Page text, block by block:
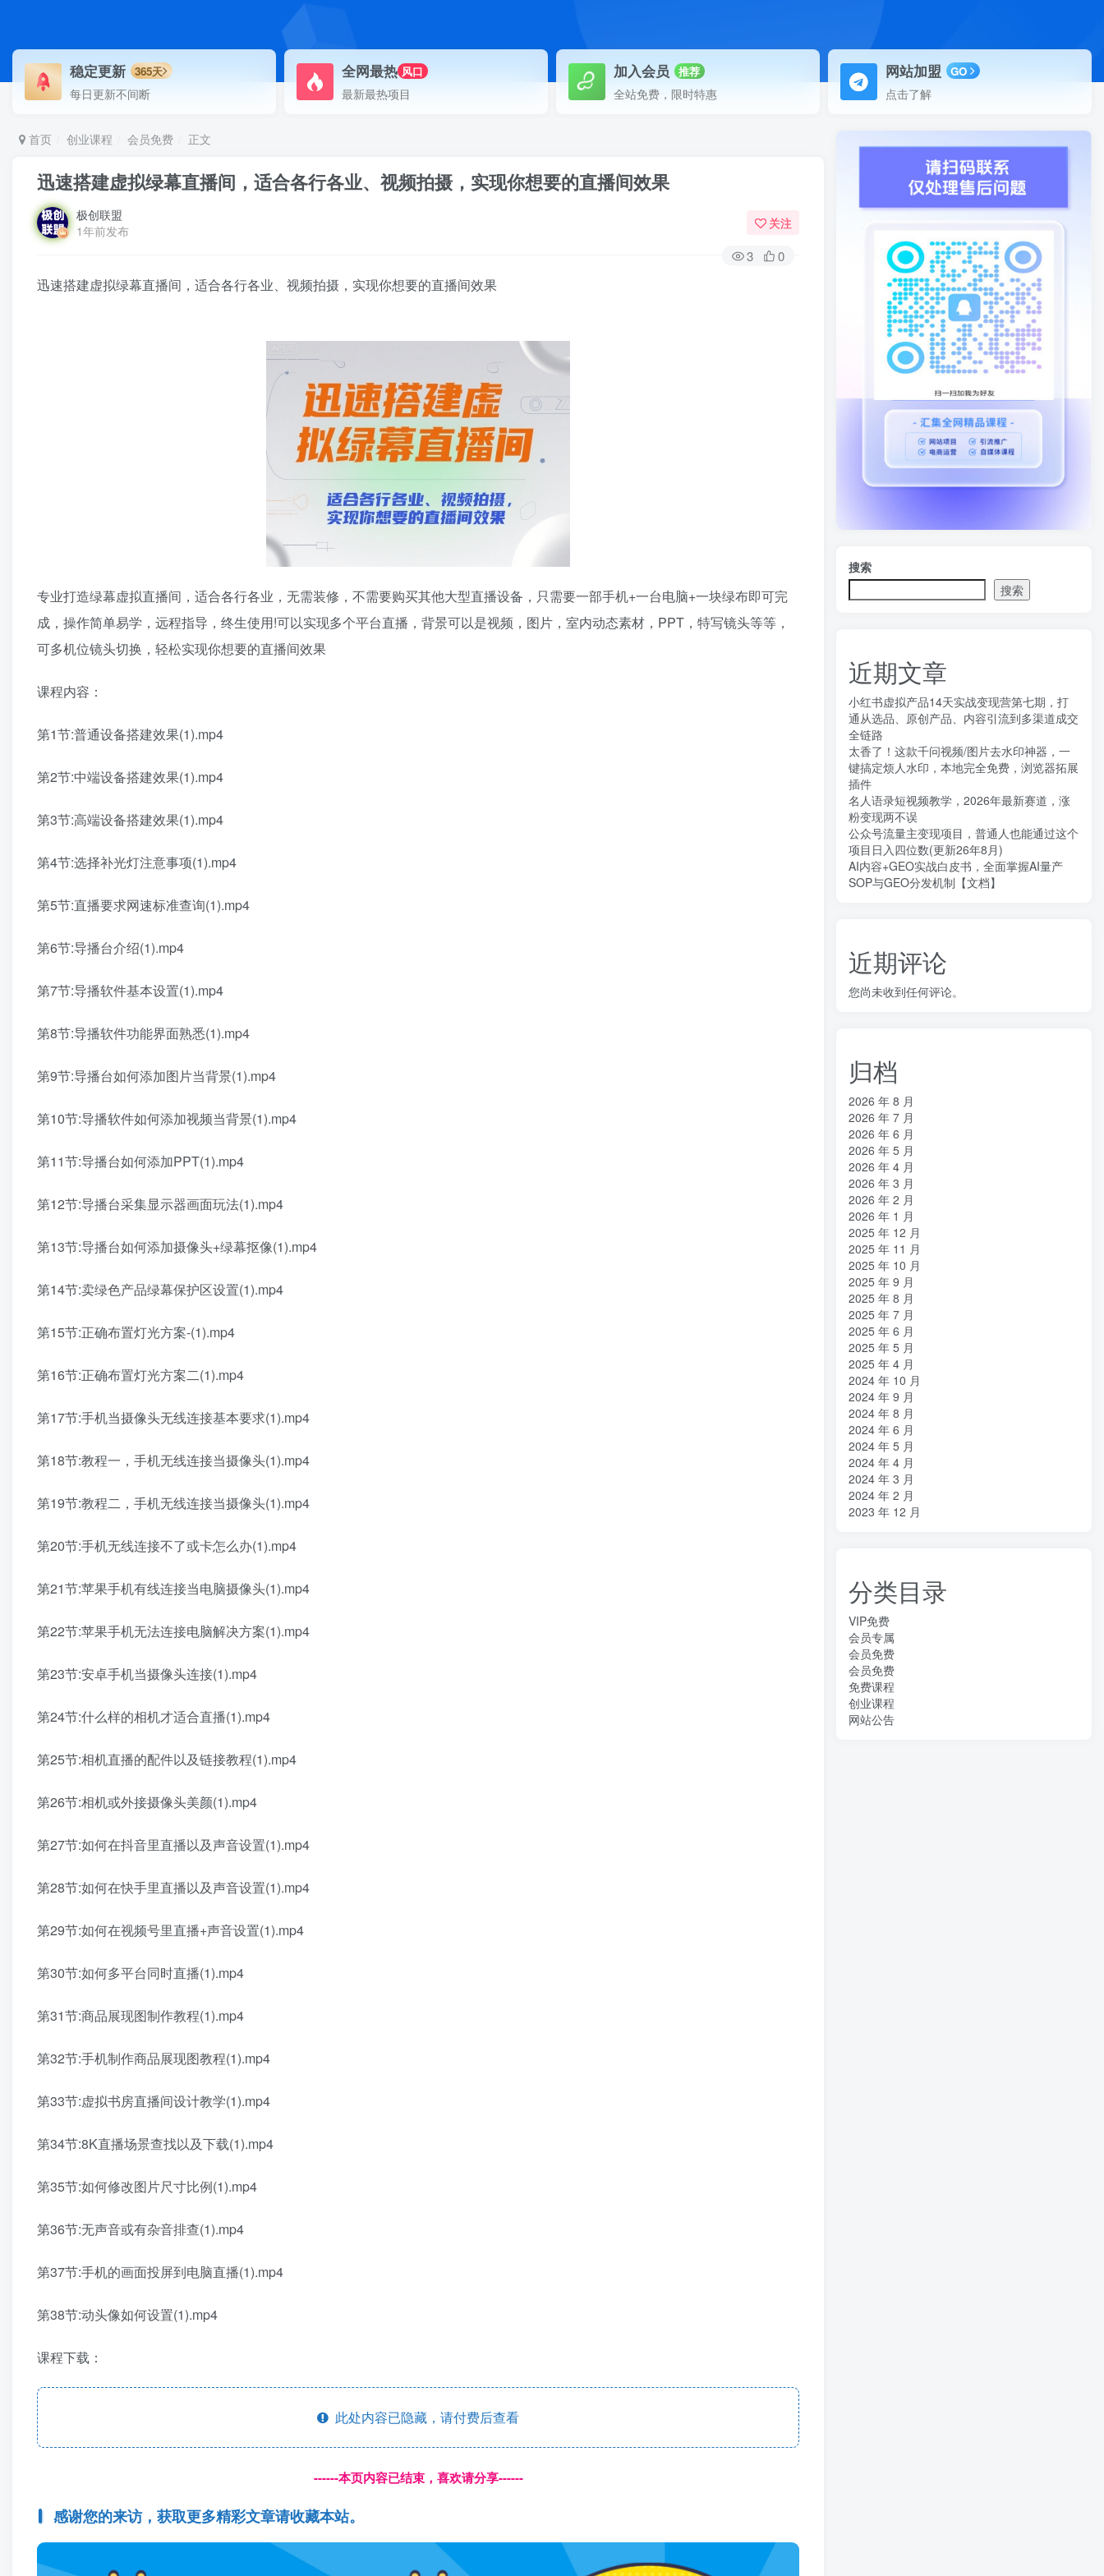
稳定更新 365天
每日更新不间断
全网最热 风口
最新最热项目
加入会员 推荐
全站免费，限时特惠
网站加盟 GO
点击了解
首页 创业课程 会员免费 正文
迅速搭建虚拟绿幕直播间，适合各行各业、视频拍摄，实现你想要的直播间效果
极创联盟
1年前发布
关注
3 0
迅速搭建虚拟绿幕直播间，适合各行各业、视频拍摄，实现你想要的直播间效果
专业打造绿幕虚拟直播间，适合各行各业，无需装修，不需要购买其他大型直播设备，只需要一部手机+一台电脑+一块绿布即可完
成，操作简单易学，远程指导，终生使用!可以实现多个平台直播，背景可以是视频，图片，室内动态素材，PPT，特写镜头等等，
可多机位镜头切换，轻松实现你想要的直播间效果
课程内容：
第1节:普通设备搭建效果(1).mp4
第2节:中端设备搭建效果(1).mp4
第3节:高端设备搭建效果(1).mp4
第4节:选择补光灯注意事项(1).mp4
第5节:直播要求网速标准查询(1).mp4
第6节:导播台介绍(1).mp4
第7节:导播软件基本设置(1).mp4
第8节:导播软件功能界面熟悉(1).mp4
第9节:导播台如何添加图片当背景(1).mp4
第10节:导播软件如何添加视频当背景(1).mp4
第11节:导播台如何添加PPT(1).mp4
第12节:导播台采集显示器画面玩法(1).mp4
第13节:导播台如何添加摄像头+绿幕抠像(1).mp4
第14节:卖绿色产品绿幕保护区设置(1).mp4
第15节:正确布置灯光方案-(1).mp4
第16节:正确布置灯光方案二(1).mp4
第17节:手机当摄像头无线连接基本要求(1).mp4
第18节:教程一，手机无线连接当摄像头(1).mp4
第19节:教程二，手机无线连接当摄像头(1).mp4
第20节:手机无线连接不了或卡怎么办(1).mp4
第21节:苹果手机有线连接当电脑摄像头(1).mp4
第22节:苹果手机无法连接电脑解决方案(1).mp4
第23节:安卓手机当摄像头连接(1).mp4
第24节:什么样的相机才适合直播(1).mp4
第25节:相机直播的配件以及链接教程(1).mp4
第26节:相机或外接摄像头美颜(1).mp4
第27节:如何在抖音里直播以及声音设置(1).mp4
第28节:如何在快手里直播以及声音设置(1).mp4
第29节:如何在视频号里直播+声音设置(1).mp4
第30节:如何多平台同时直播(1).mp4
第31节:商品展现图制作教程(1).mp4
第32节:手机制作商品展现图教程(1).mp4
第33节:虚拟书房直播间设计教学(1).mp4
第34节:8K直播场景查找以及下载(1).mp4
第35节:如何修改图片尺寸比例(1).mp4
第36节:无声音或有杂音排查(1).mp4
第37节:手机的画面投屏到电脑直播(1).mp4
第38节:动头像如何设置(1).mp4
课程下载：
此处内容已隐藏，请付费后查看
------本页内容已结束，喜欢请分享------
感谢您的来访，获取更多精彩文章请收藏本站。
搜索
搜索
近期文章
小红书虚拟产品14天实战变现营第七期，打
通从选品、原创产品、内容引流到多渠道成交
全链路
太香了！这款千问视频/图片去水印神器，一
键搞定烦人水印，本地完全免费，浏览器拓展
插件
名人语录短视频教学，2026年最新赛道，涨
粉变现两不误
公众号流量主变现项目，普通人也能通过这个
项目日入四位数(更新26年8月)
AI内容+GEO实战白皮书，全面掌握AI量产
SOP与GEO分发机制【文档】
近期评论
您尚未收到任何评论。
归档
2026 年 8 月
2026 年 7 月
2026 年 6 月
2026 年 5 月
2026 年 4 月
2026 年 3 月
2026 年 2 月
2026 年 1 月
2025 年 12 月
2025 年 11 月
2025 年 10 月
2025 年 9 月
2025 年 8 月
2025 年 7 月
2025 年 6 月
2025 年 5 月
2025 年 4 月
2024 年 10 月
2024 年 9 月
2024 年 8 月
2024 年 6 月
2024 年 5 月
2024 年 4 月
2024 年 3 月
2024 年 2 月
2023 年 12 月
分类目录
VIP免费
会员专属
会员免费
会员免费
免费课程
创业课程
网站公告